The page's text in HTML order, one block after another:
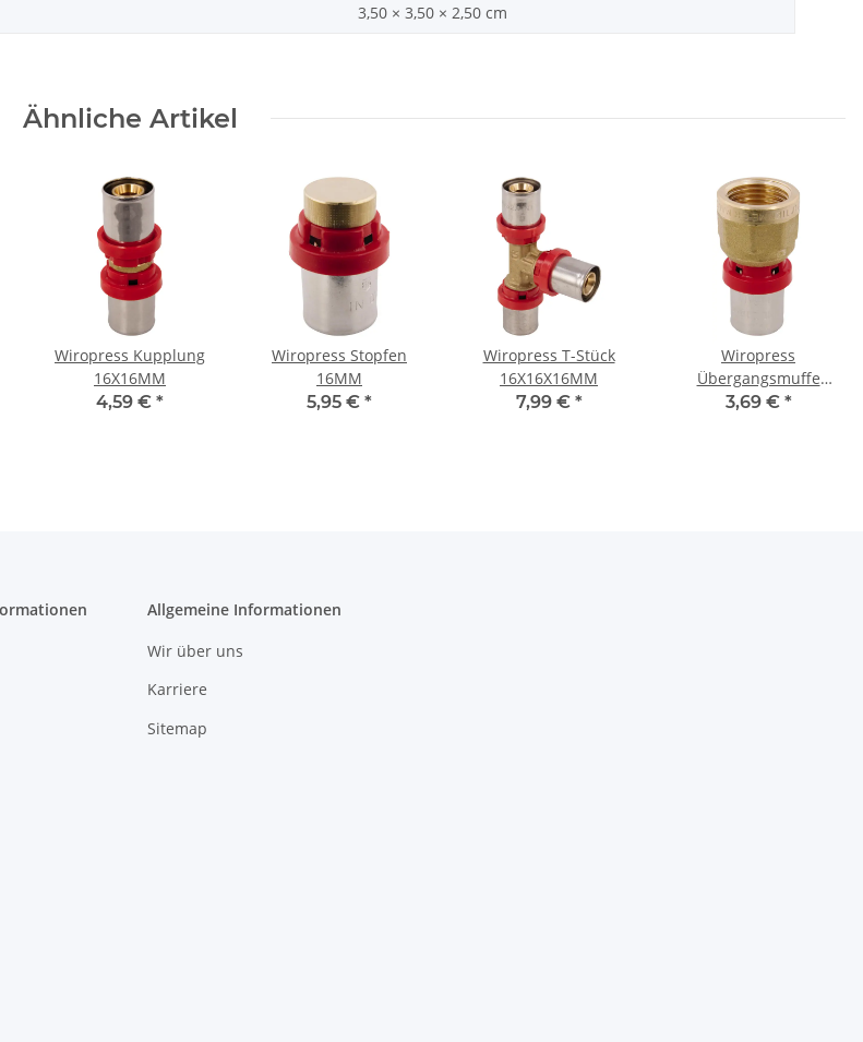
3,50 × 3,50 × 2,50 cm
Ähnliche Artikel
Wiropress Kupplung
16X16MM
4,59 € *
Wiropress Stopfen
16MM
5,95 € *
Wiropress T-Stück
16X16X16MM
7,99 € *
Wiropress
Übergangsmuffe
16X1/2 IG
3,69 € *
Allgemeine Informationen
Wir über uns
Karriere
Sitemap